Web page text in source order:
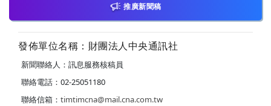
推廣新聞稿
發佈單位名稱：財團法人中央通訊社
新聞聯絡人：訊息服務核稿員
聯絡電話：02-25051180
聯絡信箱： timtimcna@mail.cna.com.tw